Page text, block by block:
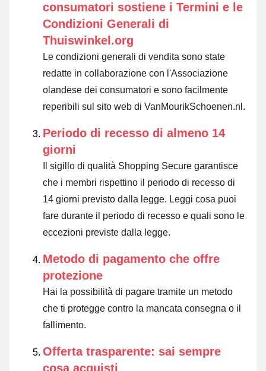
consumatori sostiene i Termini e le
Condizioni Generali di
Thuiswinkel.org
Le condizioni generali di vendita sono state
redatte in collaborazione con l'Associazione
olandese dei consumatori e sono facilmente
reperibili sul sito web di VanMourikSchoenen.nl.
Periodo di recesso di almeno 14
giorni
Il sigillo di qualità Shopping Secure garantisce
che i membri rispettino il periodo di recesso di
14 giorni previsto dalla legge. Leggi cosa puoi
fare durante il periodo di recesso e quali sono le
eccezioni previste dalla legge.
Metodo di pagamento che offre
protezione
Hai la possibilità di pagare tramite un metodo
che ti protegge contro la mancata consegna o il
fallimento.
Offerta trasparente: sai sempre
cosa acquisti